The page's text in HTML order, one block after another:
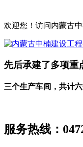
欢迎您！访问内蒙古
先后承建了多项重
三个生产车间，共计
服务热线：